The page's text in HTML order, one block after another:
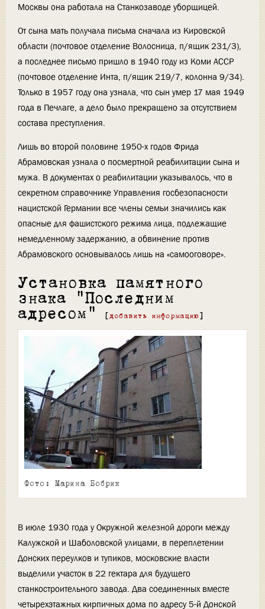
Москвы она работала на Станкозаводе уборщицей.
От сына мать получала письма сначала из Кировской
области (почтовое отделение Волосница, п/ящик 231/3),
а последнее письмо пришло в 1940 году из Коми АССР
(почтовое отделение Инта, п/ящик 219/7, колонна 9/34).
Только в 1957 году она узнала, что сын умер 17 мая 1949
года в Печлаге, а дело было прекращено за отсутствием
состава преступления.
Лишь во второй половине 1950-х годов Фрида
Абрамовская узнала о посмертной реабилитации сына и
мужа. В документах о реабилитации указывалось, что в
секретном справочнике Управления госбезопасности
нацистской Германии все члены семьи значились как
опасные для фашистского режима лица, подлежащие
немедленному задержанию, а обвинение против
Абрамовского основывалось лишь на «самооговоре».
Установка памятного
знака "Последним
адресом"
[ добавить информацию ]
Фото: Марина Бобрик
В июле 1930 года у Окружной железной дороги между
Калужской и Шаболовской улицами, в переплетении
Донских переулков и тупиков, московские власти
выделили участок в 22 гектара для будущего
станкостроительного завода. Два соединенных вместе
четырехэтажных кирпичных дома по адресу 5-й Донской